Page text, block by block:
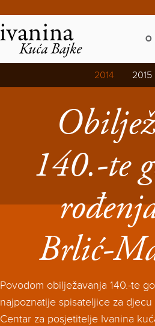
Ova
web
stranica
uključuje
sustav
pristupačnosti.
O
2014 2015
140.-te
Brlić-
Povodom obilježavanja 140.-te
najpoznatije spisateljice za
Centar za posjetitelje Ivanina